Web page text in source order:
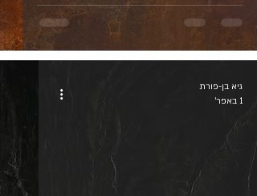
גיא בן-פורת
1 באפר׳